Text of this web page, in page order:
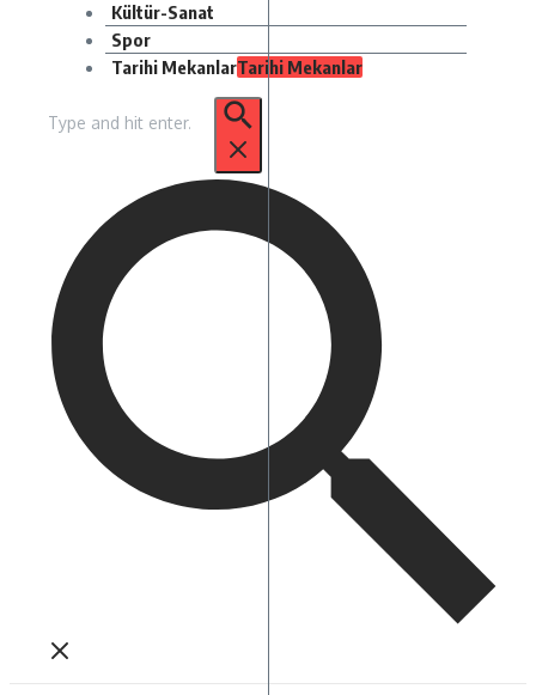
Kültür-Sanat
Spor
Tarihi MekanlarTarihi Mekanlar